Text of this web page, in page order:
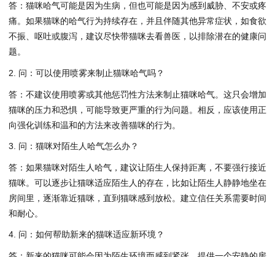
答：猫咪哈气可能是因为生病，但也可能是因为感到威胁、不安或疼
痛。如果猫咪的哈气行为持续存在，并且伴随其他异常症状，如食欲
不振、呕吐或腹泻，建议尽快带猫咪去看兽医，以排除潜在的健康问
题。
2. 问：可以使用喷雾来制止猫咪哈气吗？
答：不建议使用喷雾或其他惩罚性方法来制止猫咪哈气。这只会增加
猫咪的压力和恐惧，可能导致更严重的行为问题。相反，应该使用正
向强化训练和温和的方法来改善猫咪的行为。
3. 问：猫咪对陌生人哈气怎么办？
答：如果猫咪对陌生人哈气，建议让陌生人保持距离，不要强行接近
猫咪。可以逐步让猫咪适应陌生人的存在，比如让陌生人静静地坐在
房间里，逐渐靠近猫咪，直到猫咪感到放松。建立信任关系需要时间
和耐心。
4. 问：如何帮助新来的猫咪适应新环境？